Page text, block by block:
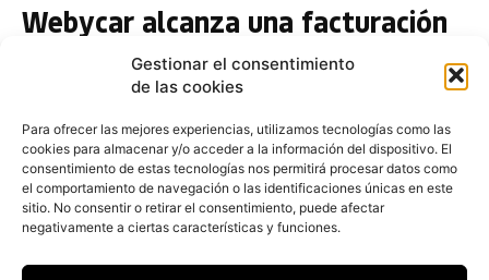
Gestionar el consentimiento
de las cookies
Para ofrecer las mejores experiencias, utilizamos tecnologías como las
cookies para almacenar y/o acceder a la información del dispositivo. El
consentimiento de estas tecnologías nos permitirá procesar datos como
el comportamiento de navegación o las identificaciones únicas en este
sitio. No consentir o retirar el consentimiento, puede afectar
negativamente a ciertas características y funciones.
Webycar alcanza una facturación
de 3,7 millones de euros en 2017
22 de enero de 2018
online de Quadis, ha alcanzado una facturación de 3,7
millones de euros desde su lanzamiento en julio
Quadis lanza Webycar, el nuevo
negocio de compraventa de
coches online